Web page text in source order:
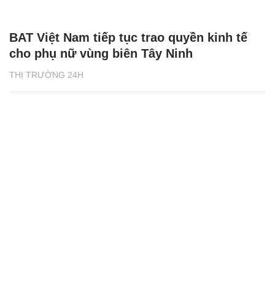
THỊ TRƯỜNG 24H
BAT Việt Nam tiếp tục trao quyền kinh tế
cho phụ nữ vùng biên Tây Ninh